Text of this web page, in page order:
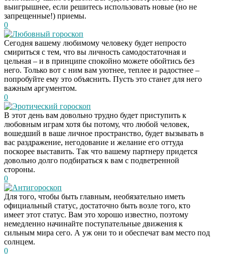
выигрышнее, если решитесь использовать новые (но не
запрещенные!) приемы.
0
Любовный гороскоп
Сегодня вашему любимому человеку будет непросто
смириться с тем, что вы личность самодостаточная и
цельная – и в принципе спокойно можете обойтись без
него. Только вот с ним вам уютнее, теплее и радостнее –
попробуйте ему это объяснить. Пусть это станет для него
важным аргументом.
0
Эротический гороскоп
В этот день вам довольно трудно будет приступить к
любовным играм хотя бы потому, что любой человек,
вошедший в ваше личное пространство, будет вызывать в
вас раздражение, негодование и желание его оттуда
поскорее выставить. Так что вашему партнеру придется
довольно долго подбираться к вам с подветренной
стороны.
0
Антигороскоп
Для того, чтобы быть главным, необязательно иметь
официальный статус, достаточно быть возле того, кто
имеет этот статус. Вам это хорошо известно, поэтому
немедленно начинайте поступательные движения к
сильным мира сего. А уж они то и обеспечат вам место под
солнцем.
0